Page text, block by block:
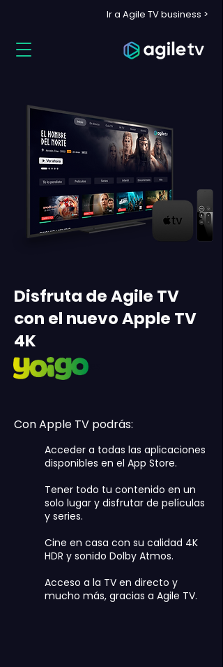
Ir a Agile TV business >
Disfruta de Agile TV
con el nuevo Apple TV
4K
Solo para clientes
Con Apple TV podrás:
Acceder a todas las aplicaciones
disponibles en el App Store.
Tener todo tu contenido en un
solo lugar y disfrutar de películas
y series.
Cine en casa con su calidad 4K
HDR y sonido Dolby Atmos.
Acceso a la TV en directo y
mucho más, gracias a Agile TV.